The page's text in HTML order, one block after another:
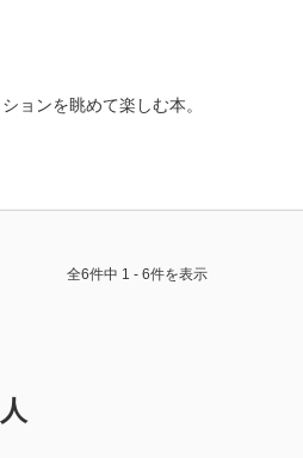
ョンを眺めて楽しむ本。
全6件中 1 - 6件を表示